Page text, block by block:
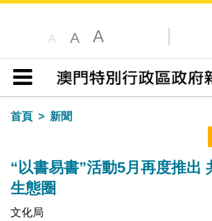
A A A
目錄
首頁
新聞
“以書易書”活動5月再度推出
生態圈
文化局